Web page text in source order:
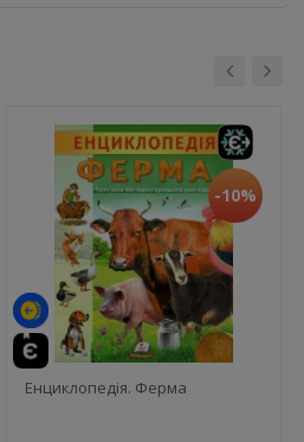
-10%
Енциклопедія. Ферма